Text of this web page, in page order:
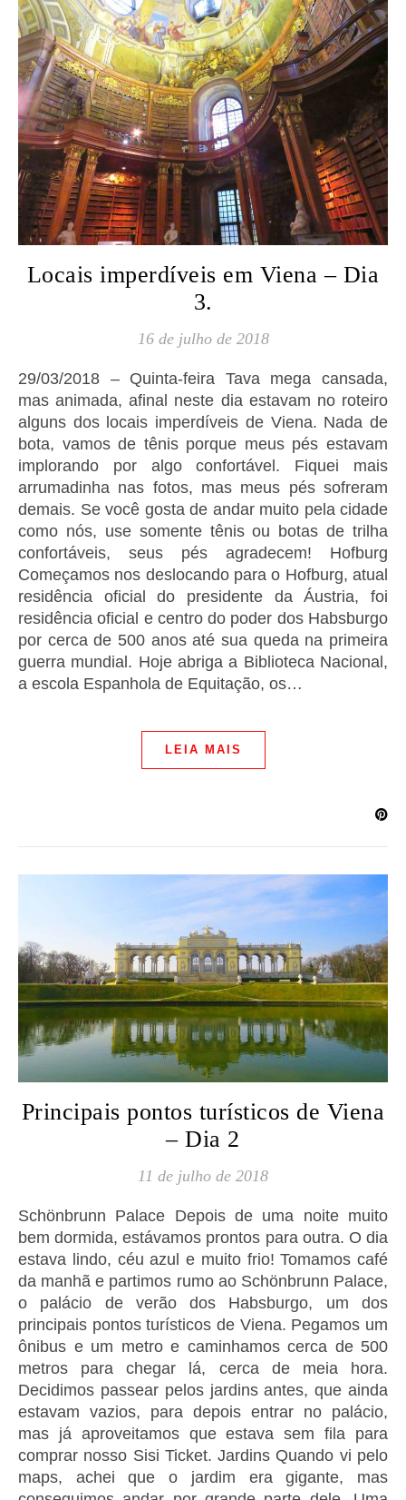
Locais imperdíveis em Viena – Dia
3.
16 de julho de 2018
29/03/2018 – Quinta-feira Tava mega cansada,
mas animada, afinal neste dia estavam no roteiro
alguns dos locais imperdíveis de Viena. Nada de
bota, vamos de tênis porque meus pés estavam
implorando por algo confortável. Fiquei mais
arrumadinha nas fotos, mas meus pés sofreram
demais. Se você gosta de andar muito pela cidade
como nós, use somente tênis ou botas de trilha
confortáveis, seus pés agradecem! Hofburg
Começamos nos deslocando para o Hofburg, atual
residência oficial do presidente da Áustria, foi
residência oficial e centro do poder dos Habsburgo
por cerca de 500 anos até sua queda na primeira
guerra mundial. Hoje abriga a Biblioteca Nacional,
a escola Espanhola de Equitação, os…
LEIA MAIS
Principais pontos turísticos de Viena
– Dia 2
11 de julho de 2018
Schönbrunn Palace Depois de uma noite muito
bem dormida, estávamos prontos para outra. O dia
estava lindo, céu azul e muito frio! Tomamos café
da manhã e partimos rumo ao Schönbrunn Palace,
o palácio de verão dos Habsburgo, um dos
principais pontos turísticos de Viena. Pegamos um
ônibus e um metro e caminhamos cerca de 500
metros para chegar lá, cerca de meia hora.
Decidimos passear pelos jardins antes, que ainda
estavam vazios, para depois entrar no palácio,
mas já aproveitamos que estava sem fila para
comprar nosso Sisi Ticket. Jardins Quando vi pelo
maps, achei que o jardim era gigante, mas